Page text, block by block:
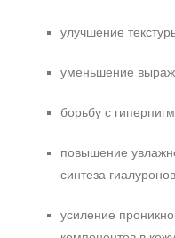
улучшение
уменьшение
борьбу с
повышение
синтеза
усиление